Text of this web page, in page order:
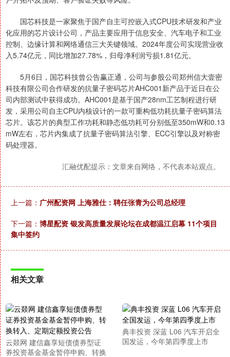
国芯科技是一家聚焦于国产自主可控嵌入式CPU技术研发和产业
化应用的芯片设计公司，产品主要应用于信息安全、汽车电子和工业
控制、边缘计算和网络通信三大关键领域。2024年度公司实现营业收
入5.74亿元，同比增加27.78%，归母净利润亏损1.81亿元。
5月6日，国芯科技曾公告赢正通，公司与参股公司郑州信大壹密
科技有限公司合作研发的抗量子密码芯片AHC001新产品于近日在公
司内部测试中获得成功。AHC001是基于国产28nm工艺制程进行研
发，采用公司自主CPU内核设计的一款可重构低功耗抗量子密码算法
芯片。该芯片的典型工作功耗和静态低功耗可分别低至350mW和0.13
mW左右，芯片内集成了抗量子密码算法引擎、ECC引擎以及对称密
码处理器。
汇融优配提示：文章来自网络，不代表本站观点。
上一篇： 广州配资网 上海雅仕：聘任张青为公司总经理
下一篇： 博星配资 银发高质量发展论坛在成都温江启幕 11个项目
集中签约
相关文章
云燚网 建信鑫享短债债券型证
券投资基金基金暂停申购、转换
典丰投资 深蓝 L06 汽车开启全
国发运，今年第四季度上市